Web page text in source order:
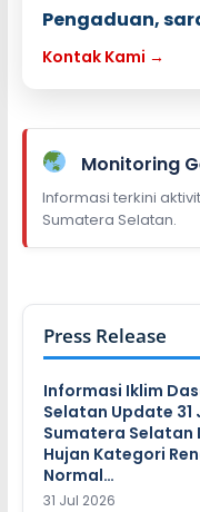
Pengaduan,
Kontak Kami →
Monitoring
Informasi terkini
Sumatera Selatan.
Press Release
Informasi Iklim
Selatan Update 31
Sumatera Selatan
Hujan Kategori
Normal…
31 Jul 2026